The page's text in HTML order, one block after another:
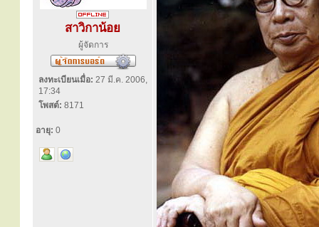
สาวิกาน้อย
ผู้จัดการ
ลงทะเบียนเมื่อ: 27 มี.ค. 2006,
17:34
โพสต์: 8171
อายุ: 0